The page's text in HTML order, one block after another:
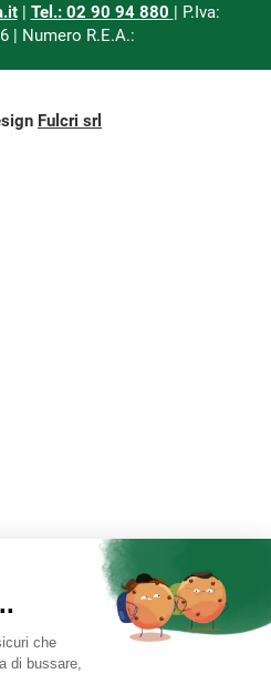
| Tel.: 02 90 94 880 | P.Iva:
| Numero R.E.A.:
Fulcri srl